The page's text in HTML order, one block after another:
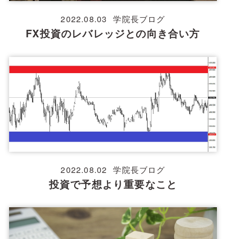
2022.08.03 学院長ブログ
FX投資のレバレッジとの向き合い方
2022.08.02 学院長ブログ
投資で予想より重要なこと